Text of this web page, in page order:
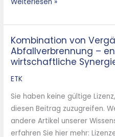
Weiterlesen »
Kombination von
Abfallverbrennung –
wirtschaftliche
ETK
Sie haben keine gültige
diesen Beitrag zuzugreifen.
andere Artikel unserer
erfahren Sie hier mehr:
Kombination
von
Vergärung
mit